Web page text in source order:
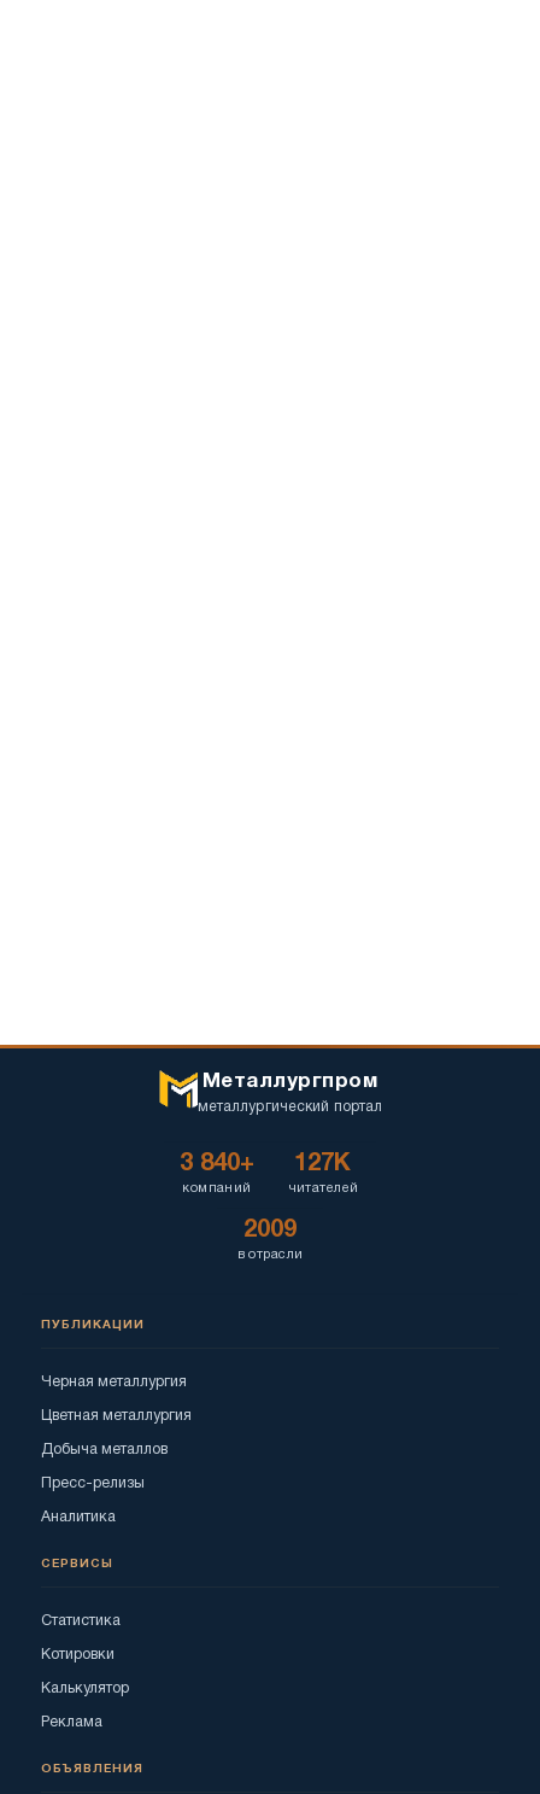
Металлургпром
металлургический портал
3 840+
компаний
127K
читателей
2009
в отрасли
ПУБЛИКАЦИИ
Черная металлургия
Цветная металлургия
Добыча металлов
Пресс-релизы
Аналитика
СЕРВИСЫ
Статистика
Котировки
Калькулятор
Реклама
ОБЪЯВЛЕНИЯ